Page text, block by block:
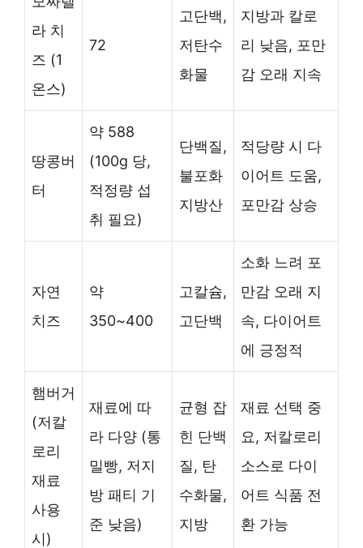
라 치
즈 (1
온스)
72
고단백,
저탄수
화물
지방과 칼로
리 낮음, 포만
감 오래 지속
땅콩버
터
약 588
(100g 당,
적정량 섭
취 필요)
단백질,
불포화
지방산
적당량 시 다
이어트 도움,
포만감 상승
자연
치즈
약
350~400
고칼슘,
고단백
소화 느려 포
만감 오래 지
속, 다이어트
에 긍정적
햄버거
(저칼
로리
재료
사용
시)
재료에 따
라 다양 (통
밀빵, 저지
방 패티 기
준 낮음)
균형 잡
힌 단백
질, 탄
수화물,
지방
재료 선택 중
요, 저칼로리
소스로 다이
어트 식품 전
환 가능